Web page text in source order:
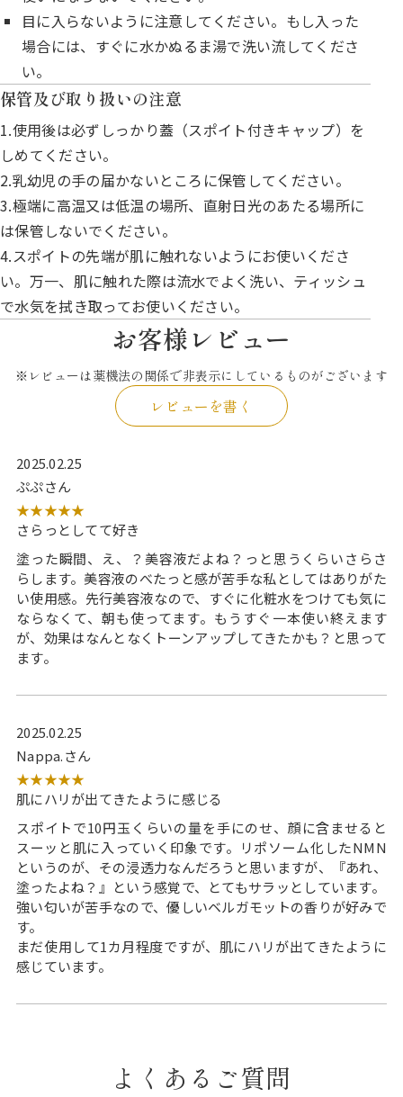
目に入らないように注意してください。もし入った
場合には、すぐに水かぬるま湯で洗い流してくださ
い。
保管及び取り扱いの注意
1.使用後は必ずしっかり蓋（スポイト付きキャップ）を
しめてください。
2.乳幼児の手の届かないところに保管してください。
3.極端に高温又は低温の場所、直射日光のあたる場所に
は保管しないでください。
4.スポイトの先端が肌に触れないようにお使いくださ
い。万一、肌に触れた際は流水でよく洗い、ティッシュ
で水気を拭き取ってお使いください。
お客様レビュー
※レビューは薬機法の関係で非表示にしているものがございます
レビューを書く
2025.02.25
ぷぷさん
★★★★★
さらっとしてて好き
塗った瞬間、え、？美容液だよね？っと思うくらいさらさ
らします。美容液のべたっと感が苦手な私としてはありがた
い使用感。先行美容液なので、すぐに化粧水をつけても気に
ならなくて、朝も使ってます。もうすぐ一本使い終えます
が、効果はなんとなくトーンアップしてきたかも？と思って
ます。
2025.02.25
Nappa.さん
★★★★★
肌にハリが出てきたように感じる
スポイトで10円玉くらいの量を手にのせ、顔に含ませると
スーッと肌に入っていく印象です。リポソーム化したNMN
というのが、その浸透力なんだろうと思いますが、『あれ、
塗ったよね？』という感覚で、とてもサラッとしています。
強い匂いが苦手なので、優しいベルガモットの香りが好みで
す。
まだ使用して1カ月程度ですが、肌にハリが出てきたように
感じています。
よくあるご質問